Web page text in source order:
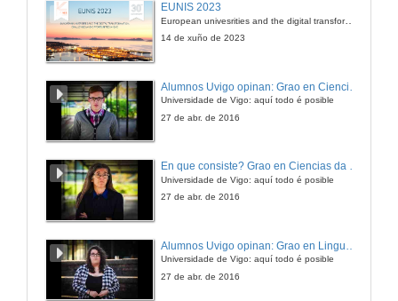
15 de dec. de 2025
15 de dec. de 2025
23 de xuño de 2025
23 de xuño de 2025
EUNIS 2023
European univesrities and the digital transformation: challenges and opportunities ahead
14 de xuño de 2023
Universidade de Vigo: aquí todo é posible
27 de abr. de 2016
En que consiste? Grao en Ciencias da Linguaxe e Estudos Literarios
Universidade de Vigo: aquí todo é posible
27 de abr. de 2016
Universidade de Vigo: aquí todo é posible
27 de abr. de 2016